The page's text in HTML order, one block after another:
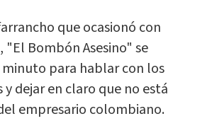
que ocasionó con
"El Bombón Asesino" se
para hablar con los
dejar en claro que no está
empresario colombiano.